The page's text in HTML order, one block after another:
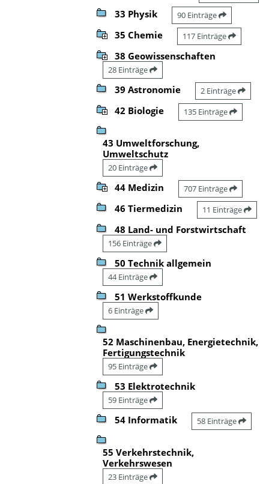
33 Physik 90 Einträge
35 Chemie 117 Einträge
38 Geowissenschaften
28 Einträge
39 Astronomie 2 Einträge
42 Biologie 135 Einträge
43 Umweltforschung,
Umweltschutz
20 Einträge
44 Medizin 707 Einträge
46 Tiermedizin 11 Einträge
48 Land- und Forstwirtschaft
156 Einträge
50 Technik allgemein
44 Einträge
51 Werkstoffkunde
6 Einträge
52 Maschinenbau, Energietechnik,
Fertigungstechnik
95 Einträge
53 Elektrotechnik
59 Einträge
54 Informatik 58 Einträge
55 Verkehrstechnik,
Verkehrswesen
23 Einträge